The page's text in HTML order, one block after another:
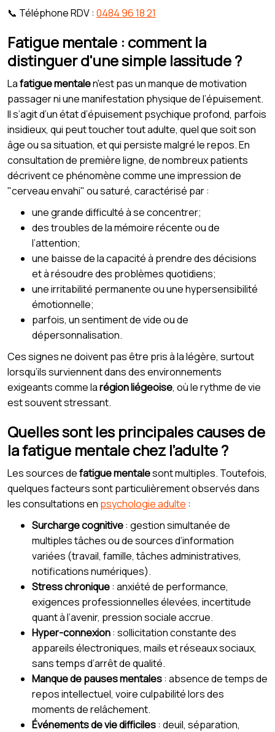
📞 Téléphone RDV : 0484 96 18 21
Fatigue mentale : comment la
distinguer d'une simple lassitude ?
Lafatigue mentalen'est pas un manque de motivation
passager ni une manifestation physique de l’épuisement.
Il s’agit d’un état d’épuisement psychique profond, parfois
insidieux, qui peut toucher tout adulte, quel que soit son
âge ou sa situation, et qui persiste malgré le repos. En
consultation de première ligne, de nombreux patients
décrivent ce phénomène comme une impression de
"cerveau envahi" ou saturé, caractérisé par :
une grande difficulté à se concentrer;
des troubles de la mémoire récente ou de
l’attention;
une baisse de la capacité à prendre des décisions
et à résoudre des problèmes quotidiens;
une irritabilité permanente ou une hypersensibilité
émotionnelle;
parfois, un sentiment de vide ou de
dépersonnalisation.
Ces signes ne doivent pas être pris à la légère, surtout
lorsqu’ils surviennent dans des environnements
exigeants comme larégion liégeoise, où le rythme de vie
est souvent stressant.
Quelles sont les principales causes de
la fatigue mentale chez l’adulte ?
Les sources defatigue mentalesont multiples. Toutefois,
quelques facteurs sont particulièrement observés dans
les consultations en psychologie adulte :
Surcharge cognitive: gestion simultanée de
multiples tâches ou de sources d’information
variées (travail, famille, tâches administratives,
notifications numériques).
Stress chronique: anxiété de performance,
exigences professionnelles élevées, incertitude
quant à l’avenir, pression sociale accrue.
Hyper-connexion: sollicitation constante des
appareils électroniques, mails et réseaux sociaux,
sans temps d’arrêt de qualité.
Manque de pauses mentales: absence de temps de
repos intellectuel, voire culpabilité lors des
moments de relâchement.
Événements de vie difficiles: deuil, séparation,